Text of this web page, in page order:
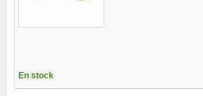
En stock